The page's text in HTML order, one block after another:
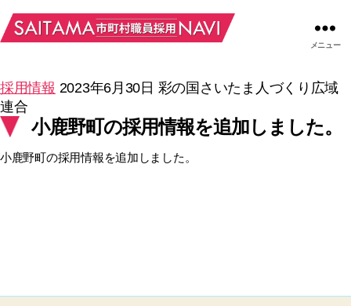
メニュー
採用情報 2023年6月30日 彩の国さいたま人づくり広域
連合
小鹿野町の採用情報を追加しました。
小鹿野町の採用情報を追加しました。